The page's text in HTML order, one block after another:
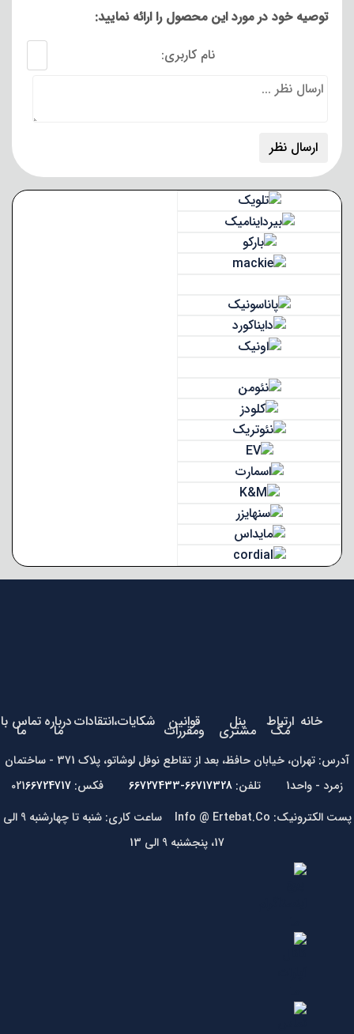
توصیه خود در مورد این محصول را ارائه نمایید:
نام کاربری:
خانه ارتباط
مگ پنل
مشتری قوانین
ومقررات شکایات،انتقاداتدرباره
ما تماس با
ما
آدرس: تهران، خیابان حافظ، بعد از تقاطع نوفل لوشاتو، پلاک 371 - ساختمان
زمرد - واحد1 تلفن:
66717328-66727433 فکس: 021 66724717
پست الکترونیک: Info @ Ertebat.Co ساعت کاری: شنبه تا چهارشنبه 9 الی
17، پنجشنبه 9 الی 13